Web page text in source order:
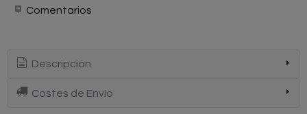
Comentarios
Descripción
Costes de Envío